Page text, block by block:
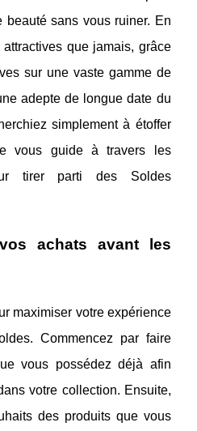
beauté sans vous ruiner. En
que jamais, grâce
sur une vaste gamme de
adepte de longue date du
simplement à étoffer
vous guide à travers les
tirer parti des Soldes
achats avant les
maximiser votre expérience
Commencez par faire
vous possédez déjà afin
votre collection. Ensuite,
des produits que vous